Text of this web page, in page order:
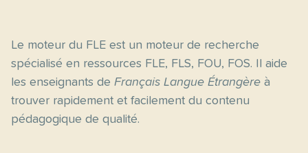
Le moteur du FLE est un moteur de recherche
spécialisé en ressources FLE, FLS, FOU, FOS. Il aide
les enseignants de Français Langue Étrangère à
trouver rapidement et facilement du contenu
pédagogique de qualité.